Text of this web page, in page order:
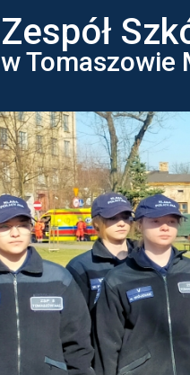
Zespół
w Tomaszowie